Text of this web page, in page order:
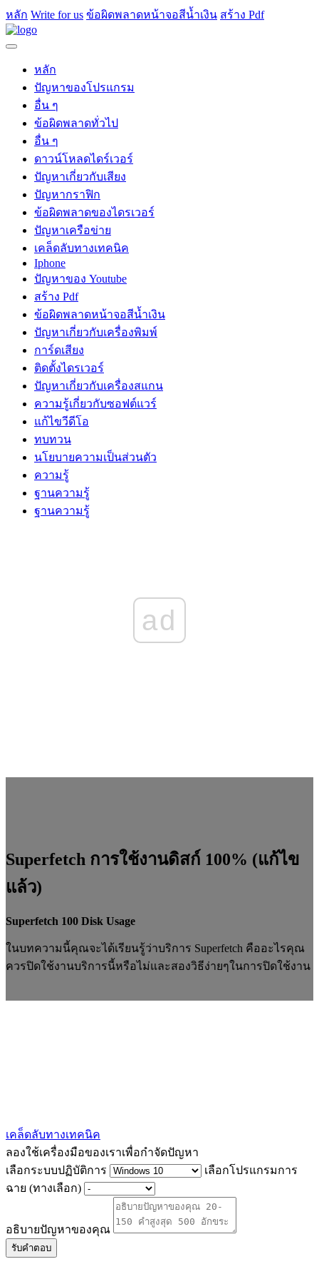
หลัก Write for us ข้อผิดพลาดหน้าจอสีน้ำเงิน สร้าง Pdf
หลัก
ปัญหาของโปรแกรม
อื่น ๆ
ข้อผิดพลาดทั่วไป
อื่น ๆ
ดาวน์โหลดไดร์เวอร์
ปัญหาเกี่ยวกับเสียง
ปัญหากราฟิก
ข้อผิดพลาดของไดรเวอร์
ปัญหาเครือข่าย
เคล็ดลับทางเทคนิค
Iphone
ปัญหาของ Youtube
สร้าง Pdf
ข้อผิดพลาดหน้าจอสีน้ำเงิน
ปัญหาเกี่ยวกับเครื่องพิมพ์
การ์ดเสียง
ติดตั้งไดรเวอร์
ปัญหาเกี่ยวกับเครื่องสแกน
ความรู้เกี่ยวกับซอฟต์แวร์
แก้ไขวีดีโอ
ทบทวน
นโยบายความเป็นส่วนตัว
ความรู้
ฐานความรู้
ฐานความรู้
ad
Superfetch การใช้งานดิสก์ 100% (แก้ไข
แล้ว)
Superfetch 100 Disk Usage
ในบทความนี้คุณจะได้เรียนรู้ว่าบริการ Superfetch คืออะไรคุณ
ควรปิดใช้งานบริการนี้หรือไม่และสองวิธีง่ายๆในการปิดใช้งาน
เคล็ดลับทางเทคนิค
ลองใช้เครื่องมือของเราเพื่อกำจัดปัญหา
เลือกระบบปฏิบัติการ
เลือกโปรแกรมการ
ฉาย (ทางเลือก)
อธิบายปัญหาของคุณ
รับคำตอบ